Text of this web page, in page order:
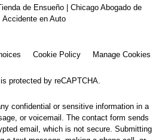
de Ensueño | Chicago Abogado de
Accidente en Auto
Cookie Policy Manage Cookies
protected by reCAPTCHA.
confidential or sensitive information in a
or voicemail. The contact form sends
email, which is not secure. Submitting